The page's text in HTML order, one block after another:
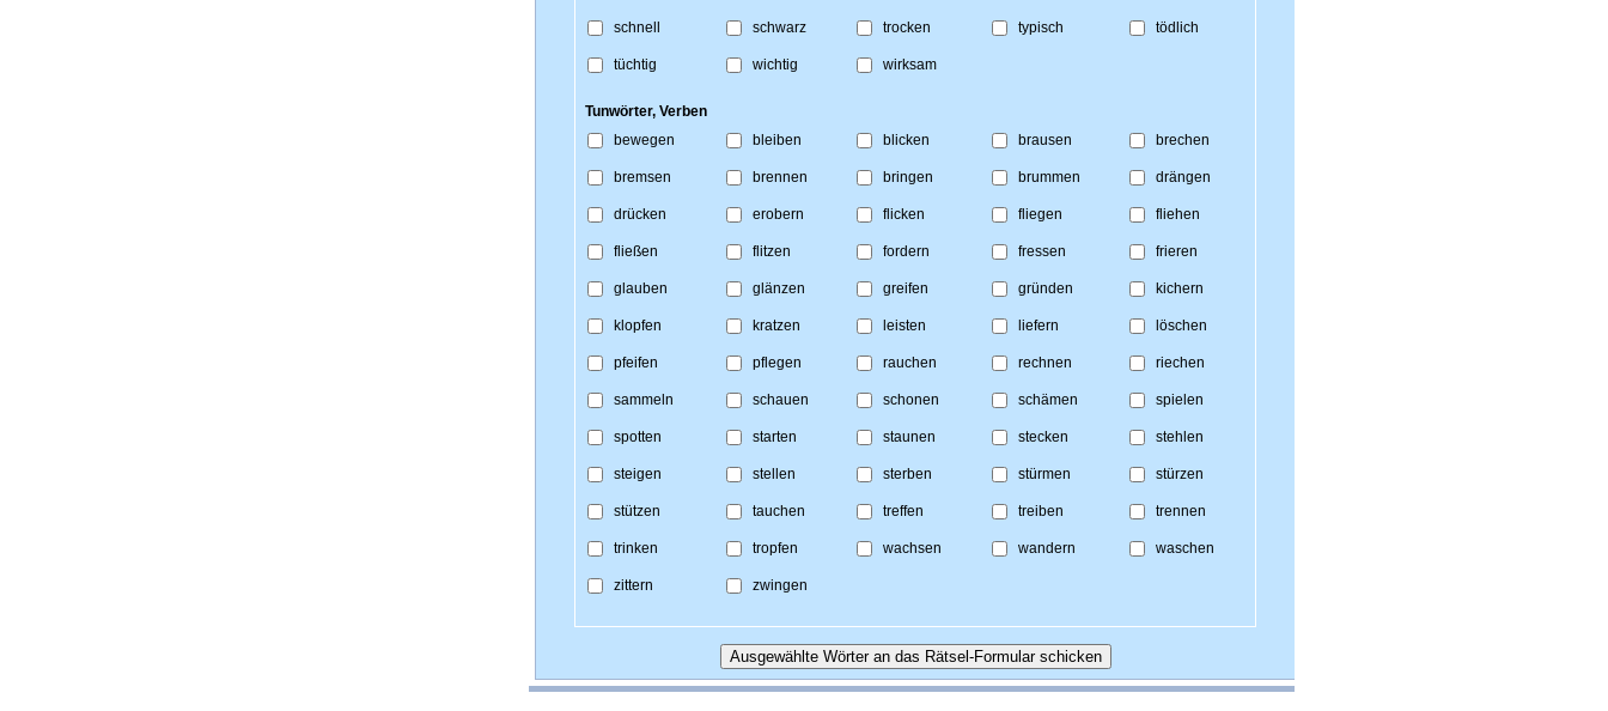
schnell schwarz trocken typisch tödlich
tüchtig wichtig wirksam
Tunwörter, Verben
bewegen
bleiben blicken brausen brechen
bremsen brennen bringen brummen drängen
drücken erobern flicken fliegen fliehen
fließen flitzen fordern fressen frieren
glauben glänzen greifen gründen kichern
klopfen kratzen leisten liefern löschen
pfeifen pflegen rauchen rechnen riechen
sammeln schauen schonen schämen spielen
spotten starten staunen stecken stehlen
steigen stellen sterben stürmen stürzen
stützen tauchen treffen treiben trennen
trinken tropfen wachsen wandern waschen
zittern zwingen